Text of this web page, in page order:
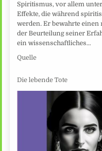
Spiritismus, vor allem
Effekte, die während
werden. Er bewahrte
der Beurteilung seiner
ein wissenschaftliches…
Quelle
Die lebende Tote